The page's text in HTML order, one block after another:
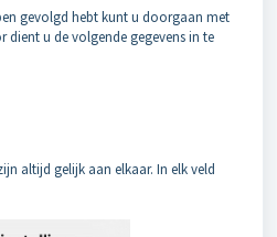
gevolgd hebt kunt u doorgaan met
dient u de volgende gegevens in te
altijd gelijk aan elkaar. In elk veld